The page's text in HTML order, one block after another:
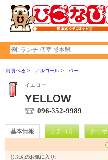
何食べる アルコール バー
イエロー
YELLOW
096-352-9989
基本情報 クチコミ クー
じぶんのお気に入り: